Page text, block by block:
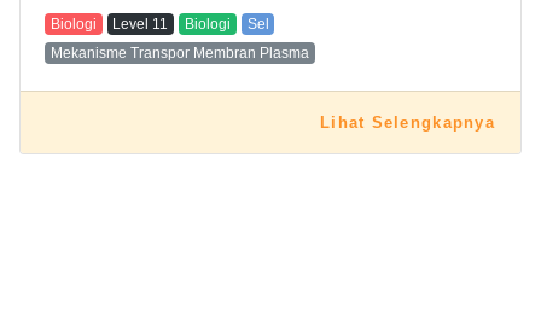
Biologi Level 11 Biologi
Sel
Mekanisme Transpor Membran Plasma
Lihat Selengkapnya